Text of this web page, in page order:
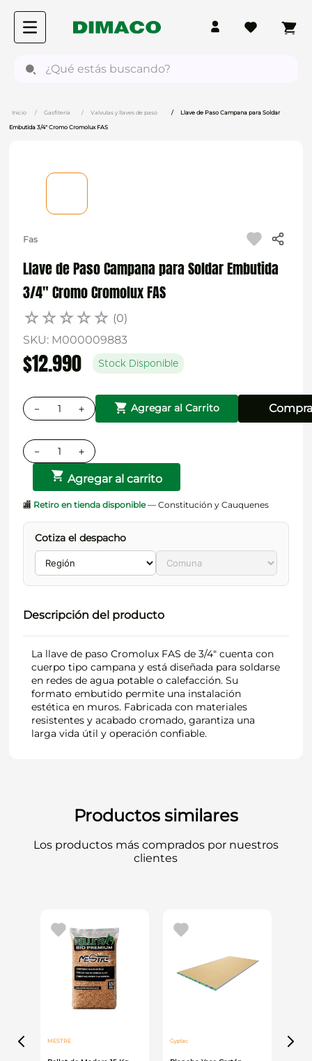
Gasfitería Valvulas y llaves de paso Llave de Paso Campana para Soldar
Embutida 3/4" Cromo Cromolux FAS
Fas
Llave de Paso Campana para Soldar Embutida
3/4" Cromo Cromolux FAS
☆☆☆☆☆ (0)
SKU: M000009883
$12.990 Stock Disponible
＋
－ Agregar al Carrito
＋
－
Agregar al carrito
🏬 Retiro en tienda disponible— Constitución y Cauquenes
Cotiza el despacho
Descripción del producto
La llave de paso Cromolux FAS de 3/4" cuenta con
cuerpo tipo campana y está diseñada para soldarse
en redes de agua potable o calefacción. Su
formato embutido permite una instalación
estética en muros. Fabricada con materiales
resistentes y acabado cromado, garantiza una
larga vida útil y operación confiable.
Productos similares
Los productos más comprados por nuestros
clientes
MESTRE Gyplac